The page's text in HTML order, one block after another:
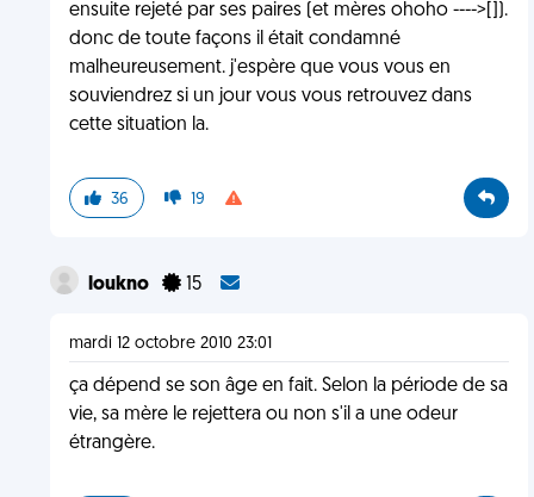
ensuite rejeté par ses paires (et mères ohoho ---->[]).
donc de toute façons il était condamné
malheureusement. j'espère que vous vous en
souviendrez si un jour vous vous retrouvez dans
cette situation la.
36 19
loukno 15
mardi 12 octobre 2010 23:01
ça dépend se son âge en fait. Selon la période de sa
vie, sa mère le rejettera ou non s'il a une odeur
étrangère.